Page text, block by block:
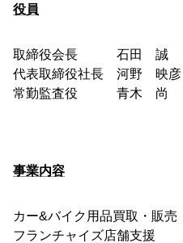
役員
取締役会長 石田 誠
代表取締役社長 河野 映彦
常勤監査役 青木 尚
事業内容
カー&バイク用品買取・販売
フランチャイズ店舗支援